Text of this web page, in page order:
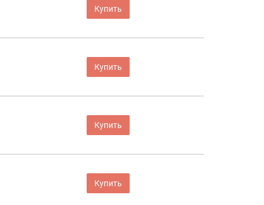
Купить
Купить
Купить
Купить